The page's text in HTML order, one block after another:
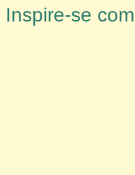
Inspire-se